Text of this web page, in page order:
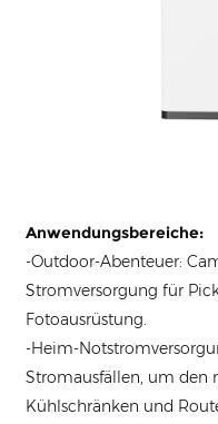
Anwendungsbereiche:
-Outdoor-Abenteuer:
Stromversorgung für
Fotoausrüstung.
-Heim-
Stromausfällen, um den
Kühlschränken und